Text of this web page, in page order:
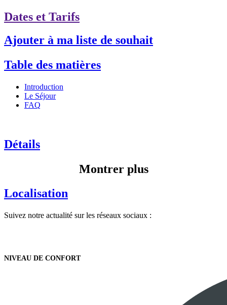
Dates et Tarifs
Ajouter à ma liste de souhait
Table des matières
Introduction
Le Séjour
FAQ
Détails
Montrer plus
Localisation
Suivez notre actualité sur les réseaux sociaux :
NIVEAU DE CONFORT